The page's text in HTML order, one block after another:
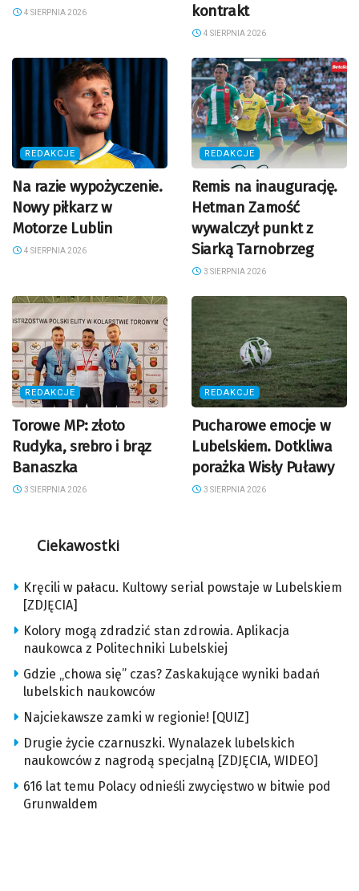
4 SIERPNIA 2026
kontrakt
4 SIERPNIA 2026
REDAKCJE
Na razie wypożyczenie.
Nowy piłkarz w
Motorze Lublin
4 SIERPNIA 2026
REDAKCJE
Remis na inaugurację.
Hetman Zamość
wywalczył punkt z
Siarką Tarnobrzeg
3 SIERPNIA 2026
REDAKCJE
Torowe MP: złoto
Rudyka, srebro i brąz
Banaszka
3 SIERPNIA 2026
REDAKCJE
Pucharowe emocje w
Lubelskiem. Dotkliwa
porażka Wisły Puławy
3 SIERPNIA 2026
Ciekawostki
Kręcili w pałacu. Kultowy serial powstaje w Lubelskiem
[ZDJĘCIA]
Kolory mogą zdradzić stan zdrowia. Aplikacja
naukowca z Politechniki Lubelskiej
Gdzie „chowa się” czas? Zaskakujące wyniki badań
lubelskich naukowców
Najciekawsze zamki w regionie! [QUIZ]
Drugie życie czarnuszki. Wynalazek lubelskich
naukowców z nagrodą specjalną [ZDJĘCIA, WIDEO]
616 lat temu Polacy odnieśli zwycięstwo w bitwie pod
Grunwaldem